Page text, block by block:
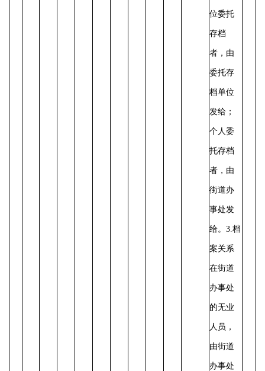
位委托
存档
者，由
委托存
档单位
发给；
个人委
托存档
者，由
街道办
事处发
给。 3.档
案关系
在街道
办事处
的无业
人员，
由街道
办事处